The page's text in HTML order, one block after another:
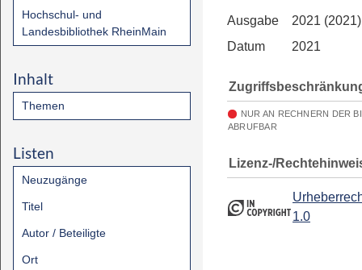
Hochschul- und
Landesbibliothek RheinMain
Inhalt
Themen
Listen
Neuzugänge
Titel
Autor / Beteiligte
Ort
Ausgabe
2021
Datum
2021
NUR AN RECHNERN DER
ABRUFBAR
Lizenz-/
1.0